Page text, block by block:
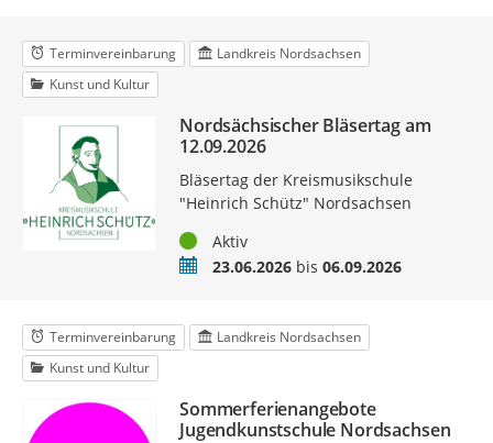
Terminvereinbarung
Landkreis Nordsachsen
Kunst und Kultur
Nordsächsischer Bläsertag am
12.09.2026
Bläsertag der Kreismusikschule
"Heinrich Schütz" Nordsachsen
StatusAktiv
Zeitraum23.06.2026bis 06.09.2026
Terminvereinbarung
Landkreis Nordsachsen
Kunst und Kultur
Sommerferienangebote
Jugendkunstschule Nordsachsen